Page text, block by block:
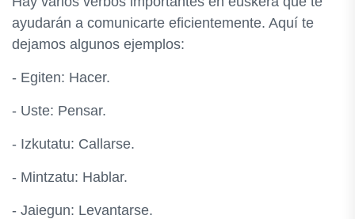
ayudarán a comunicarte eficientemente. Aquí te
dejamos algunos ejemplos:
- Egiten: Hacer.
- Uste: Pensar.
- Izkutatu: Callarse.
- Mintzatu: Hablar.
- Jaiegun: Levantarse.